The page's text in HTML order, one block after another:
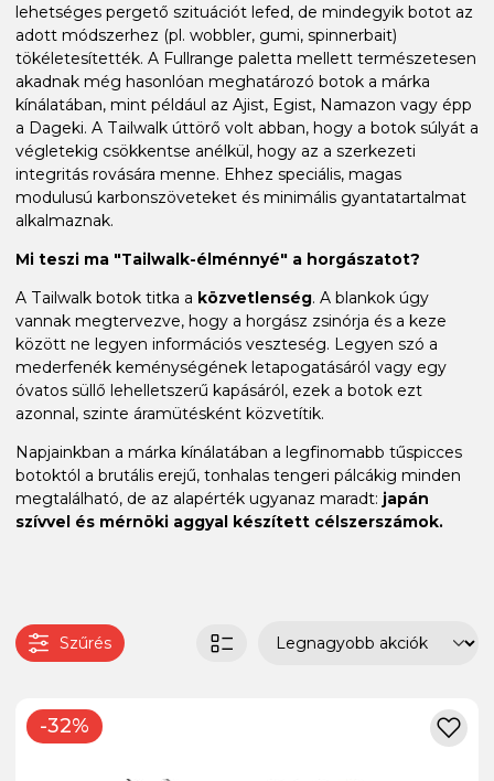
lehetséges pergető szituációt lefed, de mindegyik botot az
adott módszerhez (pl. wobbler, gumi, spinnerbait)
tökéletesítették. A Fullrange paletta mellett természetesen
akadnak még hasonlóan meghatározó botok a márka
kínálatában, mint például az Ajist, Egist, Namazon vagy épp
a Dageki. A Tailwalk úttörő volt abban, hogy a botok súlyát a
végletekig csökkentse anélkül, hogy az a szerkezeti
integritás rovására menne. Ehhez speciális, magas
modulusú karbonszöveteket és minimális gyantatartalmat
alkalmaznak.
Mi teszi ma "Tailwalk-élménnyé" a horgászatot?
A Tailwalk botok titka a közvetlenség. A blankok úgy
vannak megtervezve, hogy a horgász zsinórja és a keze
között ne legyen információs veszteség. Legyen szó a
mederfenék keménységének letapogatásáról vagy egy
óvatos süllő lehelletszerű kapásáról, ezek a botok ezt
azonnal, szinte áramütésként közvetítik.
Napjainkban a márka kínálatában a legfinomabb tűspicces
botoktól a brutális erejű, tonhalas tengeri pálcákig minden
megtalálható, de az alapérték ugyanaz maradt: japán
szívvel és mérnöki aggyal készített célszerszámok.
Szűrés
-32%